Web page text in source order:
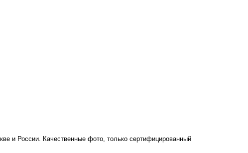
и России. Качественные фото, только сертифицированный